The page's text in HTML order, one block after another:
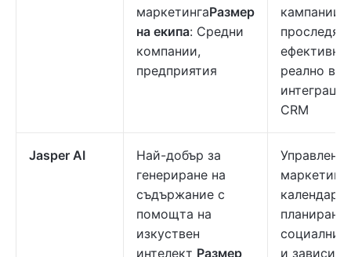
маркетингаРазмер
на екипа: Средни
компании,
предприятия
кампании,
реално
CRM
Jasper AI
Най-добър за
генериране на
съдържание с
помощта на
изкуствен
интелект Размер
календар,
планиране
социални
и